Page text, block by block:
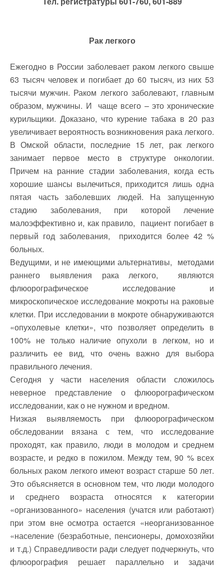
Рак легкого
Ежегодно в России заболевает раком легкого свыше
63 тысяч человек и погибает до 60 тысяч, из них 53
тысячи мужчин. Раком легкого заболевают, главным
образом, мужчины. И чаще всего – это хронические
курильщики. Доказано, что курение табака в 20 раз
увеличивает вероятность возникновения рака легкого.
В Омской области, последние 15 лет, рак легкого
занимает первое место в структуре онкологии.
Причем на ранние стадии заболевания, когда есть
хорошие шансы вылечиться, приходится лишь одна
пятая часть заболевших людей. На запущенную
стадию заболевания, при которой лечение
малоэффективно и, как правило, пациент погибает в
первый год заболевания, приходится более 42 %
больных.
Ведущими, и не имеющими альтернативы, методами
раннего выявления рака легкого, являются
флюорографическое исследование и
микроскопическое исследование мокроты на раковые
клетки. При исследовании в мокроте обнаруживаются
«опухолевые клетки», что позволяет определить в
100% не только наличие опухоли в легком, но и
различить ее вид, что очень важно для выбора
правильного лечения.
Сегодня у части населения области сложилось
неверное представление о флюорографическом
исследовании, как о не нужном и вредном.
Низкая выявляемость при флюорографическом
обследовании вязана с тем, что исследование
проходят, как правило, люди в молодом и среднем
возрасте, и редко в пожилом. Между тем, 90 % всех
больных раком легкого имеют возраст старше 50 лет.
Это объясняется в основном тем, что люди молодого
и среднего возраста относятся к категории
«организованного» населения (учатся или работают)
при этом вне осмотра остается «неорганизованное
«население (безработные, пенсионеры, домохозяйки
и т.д.) Справедливости ради следует подчеркнуть, что
флюорография решает параллельно и задачи